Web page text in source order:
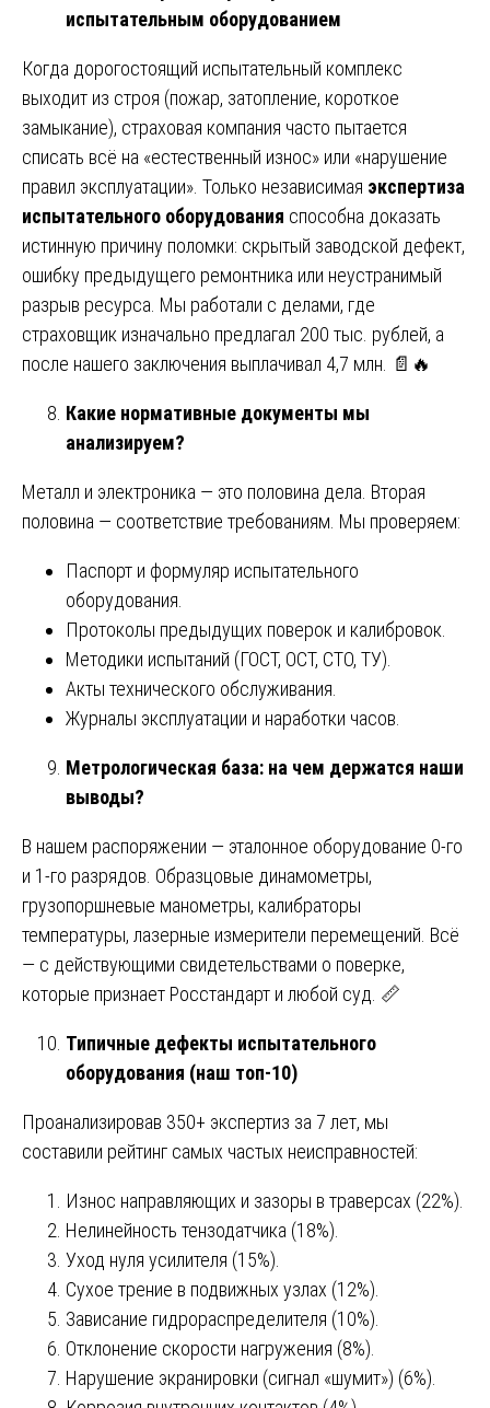
испытательным оборудованием
Когда дорогостоящий испытательный комплекс
выходит из строя (пожар, затопление, короткое
замыкание), страховая компания часто пытается
списать всё на «естественный износ» или «нарушение
правил эксплуатации». Только независимая экспертиза
испытательного оборудования способна доказать
истинную причину поломки: скрытый заводской дефект,
ошибку предыдущего ремонтника или неустранимый
разрыв ресурса. Мы работали с делами, где
страховщик изначально предлагал 200 тыс. рублей, а
после нашего заключения выплачивал 4,7 млн. 📄🔥
Какие нормативные документы мы
анализируем?
Металл и электроника — это половина дела. Вторая
половина — соответствие требованиям. Мы проверяем:
Паспорт и формуляр испытательного
оборудования.
Протоколы предыдущих поверок и калибровок.
Методики испытаний (ГОСТ, ОСТ, СТО, ТУ).
Акты технического обслуживания.
Журналы эксплуатации и наработки часов.
Метрологическая база: на чем держатся наши
выводы?
В нашем распоряжении — эталонное оборудование 0-го
и 1-го разрядов. Образцовые динамометры,
грузопоршневые манометры, калибраторы
температуры, лазерные измерители перемещений. Всё
— с действующими свидетельствами о поверке,
которые признает Росстандарт и любой суд. 📏
Типичные дефекты испытательного
оборудования (наш топ-10)
Проанализировав 350+ экспертиз за 7 лет, мы
составили рейтинг самых частых неисправностей:
Износ направляющих и зазоры в траверсах (22%).
Нелинейность тензодатчика (18%).
Уход нуля усилителя (15%).
Сухое трение в подвижных узлах (12%).
Зависание гидрораспределителя (10%).
Отклонение скорости нагружения (8%).
Нарушение экранировки (сигнал «шумит») (6%).